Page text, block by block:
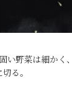
い野菜は細かく
る。